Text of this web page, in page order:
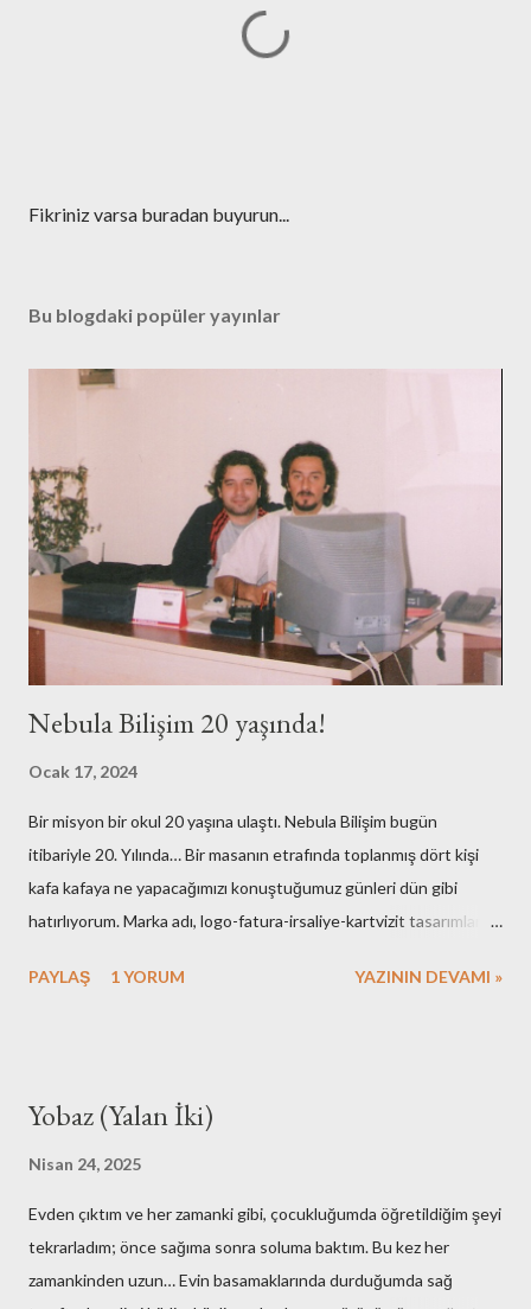
Y
m
ö
r
Fikriniz varsa buradan buyurun...
Bu blogdaki popüler yayınlar
Nebula Bilişim 20 yaşında!
Ocak 17, 2024
Bir misyon bir okul 20 yaşına ulaştı. Nebula Bilişim bugün
itibariyle 20. Yılında… Bir masanın etrafında toplanmış dört kişi
kafa kafaya ne yapacağımızı konuştuğumuz günleri dün gibi
hatırlıyorum. Marka adı, logo-fatura-irsaliye-kartvizit tasarımları,
gerekli resmi hazırlıklar. Neredeyse tüm işlemleri kendimiz yaptık.
taşıyışım ve aylarca onları kullandığımız hala hatırımda. Mesela
adam etmek için az çaba sarf etmedik. Mutfak gereçlerimizi temiz
tutmak için yaptıklarımızı kime anlatsam inanmaz! Aşağıdaki
fotoğraflar çalışma ortamımızın ilk fotoğrafları olabilir. Yok merak
PAYLAŞ 1 YORUM YAZININ DEVAMI »
Yobaz (Yalan İki)
Nisan 24, 2025
Evden çıktım ve her zamanki gibi, çocukluğumda öğretildiğim şeyi
tekrarladım; önce sağıma sonra soluma baktım. Bu kez her
zamankinden uzun… Evin basamaklarında durduğumda sağ